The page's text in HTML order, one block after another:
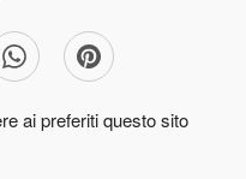
ai preferiti questo sito